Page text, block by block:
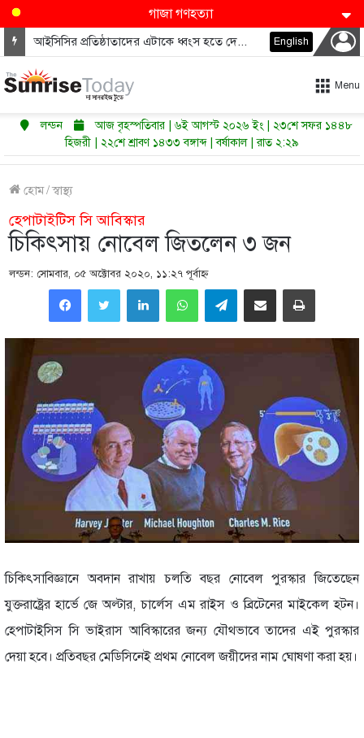
গাজা গণহত্যা
আইসিসির প্রতিষ্ঠাতাদের এটাকে ধ্বংস হতে দেওয়া উচিত নয় English
Menu
লন্ডন
আজ বৃহস্পতিবার | ৬ই আগস্ট ২০২৬ ইং | ২৩শে সফর ১৪৪৮
হিজরী | ২২শে শ্রাবণ ১৪৩৩ বঙ্গাব্দ | বর্ষাকাল | রাত ২:২৯
হোম/স্বাস্থ্য
হেপাটাইটিস সি আবিস্কার
চিকিৎসায় নোবেল জিতলেন ৩ জন
লন্ডন: সোমবার, ০৫ অক্টোবর ২০২০, ১১:২৭ পূর্বাহ্ণ
LinkedInWhatsAppTelegramShare via Email Print
চিকিৎসাবিজ্ঞানে অবদান রাখায় চলতি বছর নোবেল পুরস্কার জিতেছেন
যুক্তরাষ্ট্রের হার্ভে জে অল্টার, চার্লেস এম রাইস ও ব্রিটেনের মাইকেল হটন।
হেপাটাইসিস সি ভাইরাস আবিস্কারের জন্য যৌথভাবে তাদের এই পুরস্কার
দেয়া হবে। প্রতিবছর মেডিসিনেই প্রথম নোবেল জয়ীদের নাম ঘোষণা করা হয়।